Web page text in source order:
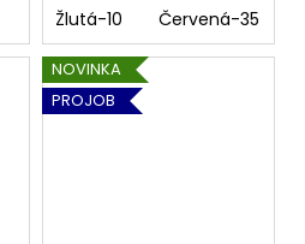
Žlutá-10 Červená-35
NOVINKA
PROJOB